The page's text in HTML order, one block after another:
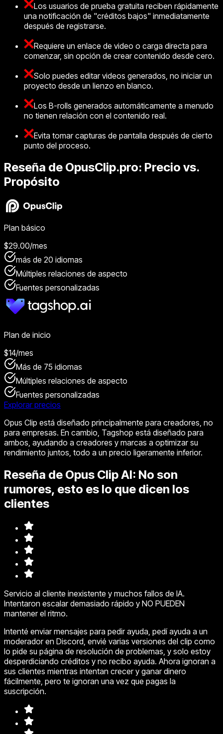
Los usuarios de prueba gratuita reciben rápidamente
una notificación de "créditos bajos" inmediatamente
después de registrarse.
Requiere un enlace de video o carga directa para
comenzar, sin opción de crear contenido desde cero.
Solo puedes editar videos generados, no iniciar un
proyecto desde un lienzo en blanco.
Los B-rolls generados automáticamente a menudo
no tienen relación con el contenido real.
Evita tomar capturas de pantalla después de cierto
punto del proceso.
Reseña de OpusClip.pro: Precio vs.
Propósito
Plan básico
$29.00/mes
más de 20 idiomas
Múltiples relaciones de aspecto
Fuentes personalizadas
Plan de inicio
$14/mes
Más de 75 idiomas
Múltiples relaciones de aspecto
Fuentes personalizadas
Explorar precios
Opus Clip está diseñado principalmente para creadores, no
para empresas. En cambio, Tagshop está diseñado para
ambos, ayudando a creadores y marcas a optimizar su
rendimiento juntos, todo a un precio ligeramente inferior.
Reseña de Opus Clip AI: No son
rumores, esto es lo que dicen los
clientes
Servicio al cliente inexistente y muchos fallos de IA.
Intentaron escalar demasiado rápido y NO PUEDEN
mantener el ritmo.
Intenté enviar mensajes para pedir ayuda, pedí ayuda a un
moderador en Discord, envié varias versiones del clip como
lo pide su página de resolución de problemas, y solo estoy
desperdiciando créditos y no recibo ayuda. Ahora ignoran a
sus clientes mientras intentan crecer y ganar dinero
fácilmente, pero te ignoran una vez que pagas la
suscripción.